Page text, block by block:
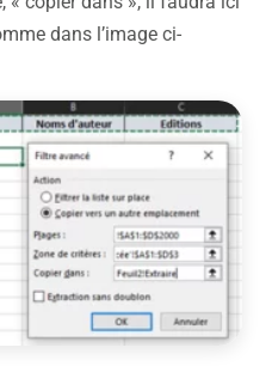
dans l’image ci-